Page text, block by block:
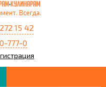
Всегда.
15 42
777-0